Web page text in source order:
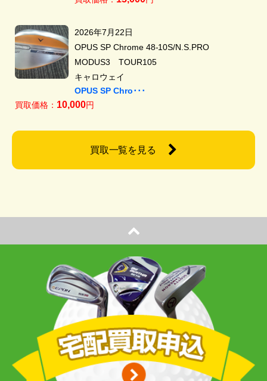
2026年7月22日
OPUS SP Chrome 48-10S/N.S.PRO
MODUS3 TOUR105
キャロウェイ
OPUS SP Chro･･･
買取価格： 10,000円
買取一覧を見る